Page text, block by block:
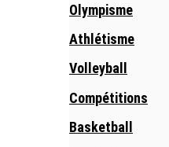
Olympisme
Athlétisme
Volleyball
Compétitions
Basketball